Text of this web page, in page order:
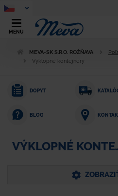
MENU
MEVA-SK S.R.O. ROŽŇAVA
Výklopné kontejnery
DOPYT
BLOG
VÝKLOPNÉ